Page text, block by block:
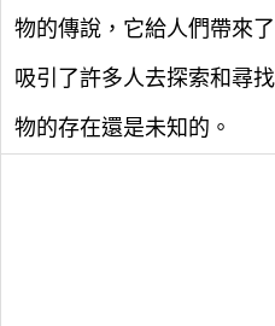
物的傳說，它給人們帶來
吸引了許多人去探索和尋
物的存在還是未知的。